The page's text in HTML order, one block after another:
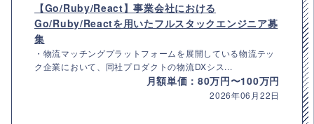
【Go/Ruby/React】事業会社における
Go/Ruby/Reactを用いたフルスタックエンジニア募
集
・物流マッチングプラットフォームを展開している物流テッ
ク企業において、同社プロダクトの物流DXシス...
月額単価：80万円〜100万円
2026年06月22日